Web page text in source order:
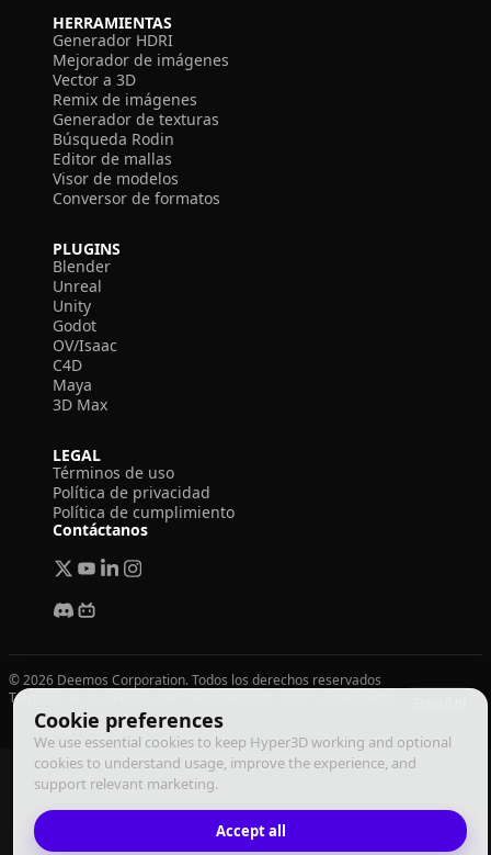
Cookie preferences
We use essential cookies to keep Hyper3D working and optional
cookies to understand usage, improve the experience, and
support relevant marketing.
Accept all
HERRAMIENTAS
Generador HDRI
Mejorador de imágenes
Vector a 3D
Remix de imágenes
Generador de texturas
Búsqueda Rodin
Editor de mallas
Visor de modelos
Conversor de formatos
PLUGINS
Blender
Unreal
Unity
Godot
OV/Isaac
C4D
Maya
3D Max
LEGAL
Términos de uso
Política de privacidad
Política de cumplimiento
Contáctanos
© 2026 Deemos Corporation. Todos los derechos reservados
Términos de Uso